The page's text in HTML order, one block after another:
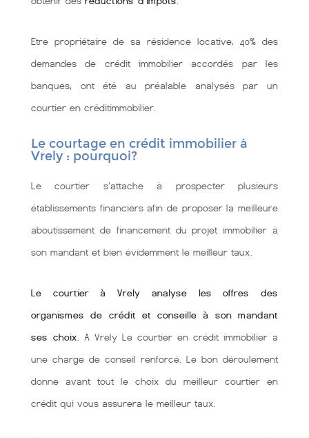
Etre propriétaire de sa résidence locative, 40% des
demandes de crédit immobilier accordés par les
banques, ont été au préalable analysés par un
courtier en créditimmobilier.
Le courtage en crédit immobilier à
Vrely : pourquoi?
Le courtier s'attache à prospecter plusieurs
établissements financiers afin de proposer la meilleure
aboutissement de financement du projet immobilier à
son mandant et bien évidemment le meilleur taux.
Le courtier à Vrely analyse les offres des
organismes de crédit et conseille à son mandant
ses choix . A Vrely Le courtier en crédit immobilier a
une charge de conseil renforcé. Le bon déroulement
donne avant tout le choix du meilleur courtier en
crédit qui vous assurera le meilleur taux.